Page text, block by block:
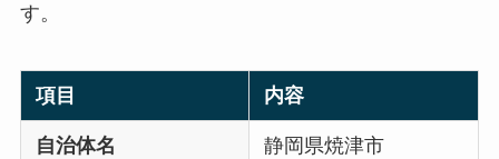
す。
項目 内容
自治体名 静岡県焼津市